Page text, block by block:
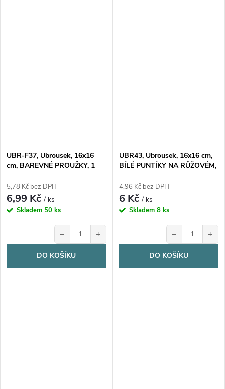
UBR-F37, Ubrousek, 16x16
cm, BAREVNÉ PROUŽKY, 1
5,78 Kč bez DPH
6,99 Kč/ ks
Skladem 50 ks
− +
DO KOŠÍKU
UBR43, Ubrousek, 16x16 cm,
BÍLÉ PUNTÍKY NA RŮŽOVÉM,
4,96 Kč bez DPH
6 Kč/ ks
Skladem 8 ks
− +
DO KOŠÍKU